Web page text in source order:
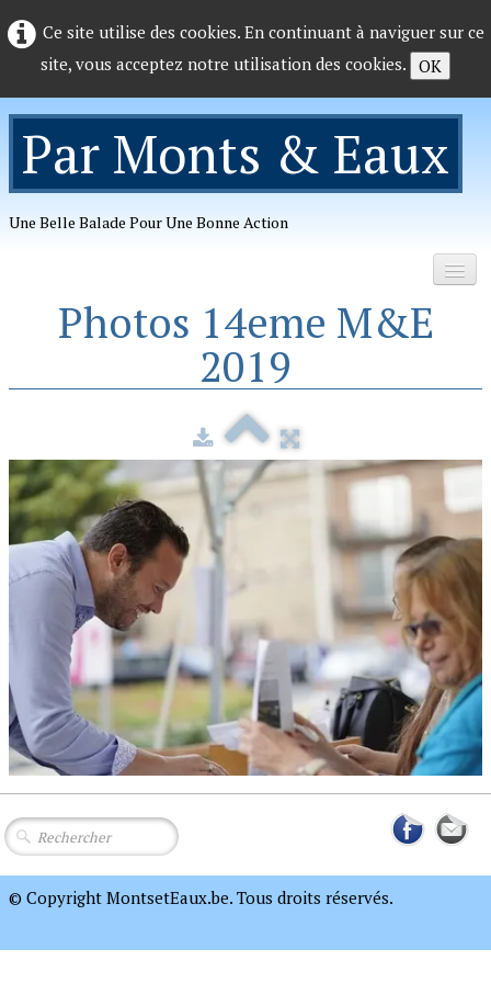
Ce site utilise des cookies. En continuant à naviguer sur ce
site, vous acceptez notre utilisation des cookies. OK
Par Monts & Eaux
Une Belle Balade Pour Une Bonne Action
Accueil
Telechargements
Photos 14eme M&E
2019
© Copyright MontsetEaux.be. Tous droits réservés.